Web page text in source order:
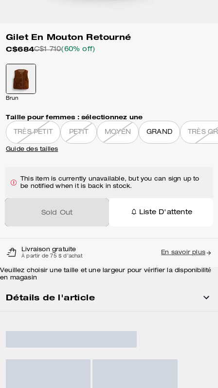
Gilet En Mouton Retourné
C$684C$1 710(60% off)
Brun
Taille pour femmes : sélectionnez une
TRÈS PETIT PETIT MOYEN GRAND TRÈS
Guide des tailles
This item is currently unavailable, but you can sign up to
be notified when it is back in stock.
Sold Out Liste D'attente
Livraison gratuite
À partir de 75 $ d'achat
En savoir plus
Veuillez choisir une taille et une largeur pour vérifier la disponibilité
en magasin
Détails de l'article